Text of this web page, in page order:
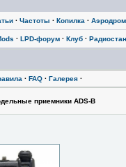
· Частоты · Копилка ·
· LPD-форум· Клуб·
· FAQ· Галерея·
приемники ADS-B